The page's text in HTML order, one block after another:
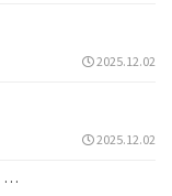
2025.12.02
2025.12.02